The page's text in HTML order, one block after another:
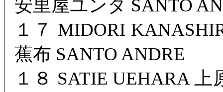
安里屋ユンタ SANTO
１７ MIDORI
蕉布 SANTO ANDRE
１８ SATIE UEHARA